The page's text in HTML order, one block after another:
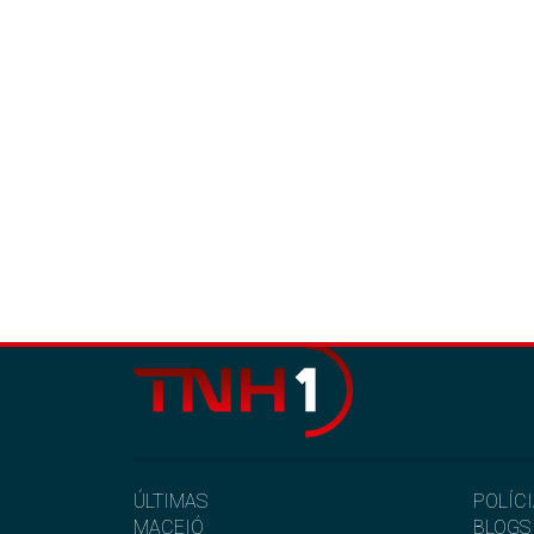
ÚLTIMAS
MACEIÓ
BLOGS